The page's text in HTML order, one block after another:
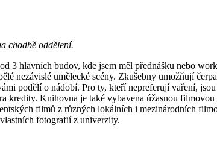
chodbě oddělení.
3 hlavních budov, kde jsem měl přednášku nebo
nezávislé umělecké scény. Zkušebny umožňují
podělí o nádobí. Pro ty, kteří nepreferují vaření,
kredity. Knihovna je také vybavena úžasnou
filmů z různých lokálních i mezinárodních
fotografií z univerzity.